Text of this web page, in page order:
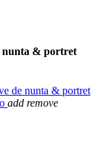
nunta & portret
de nunta & portret
add remove